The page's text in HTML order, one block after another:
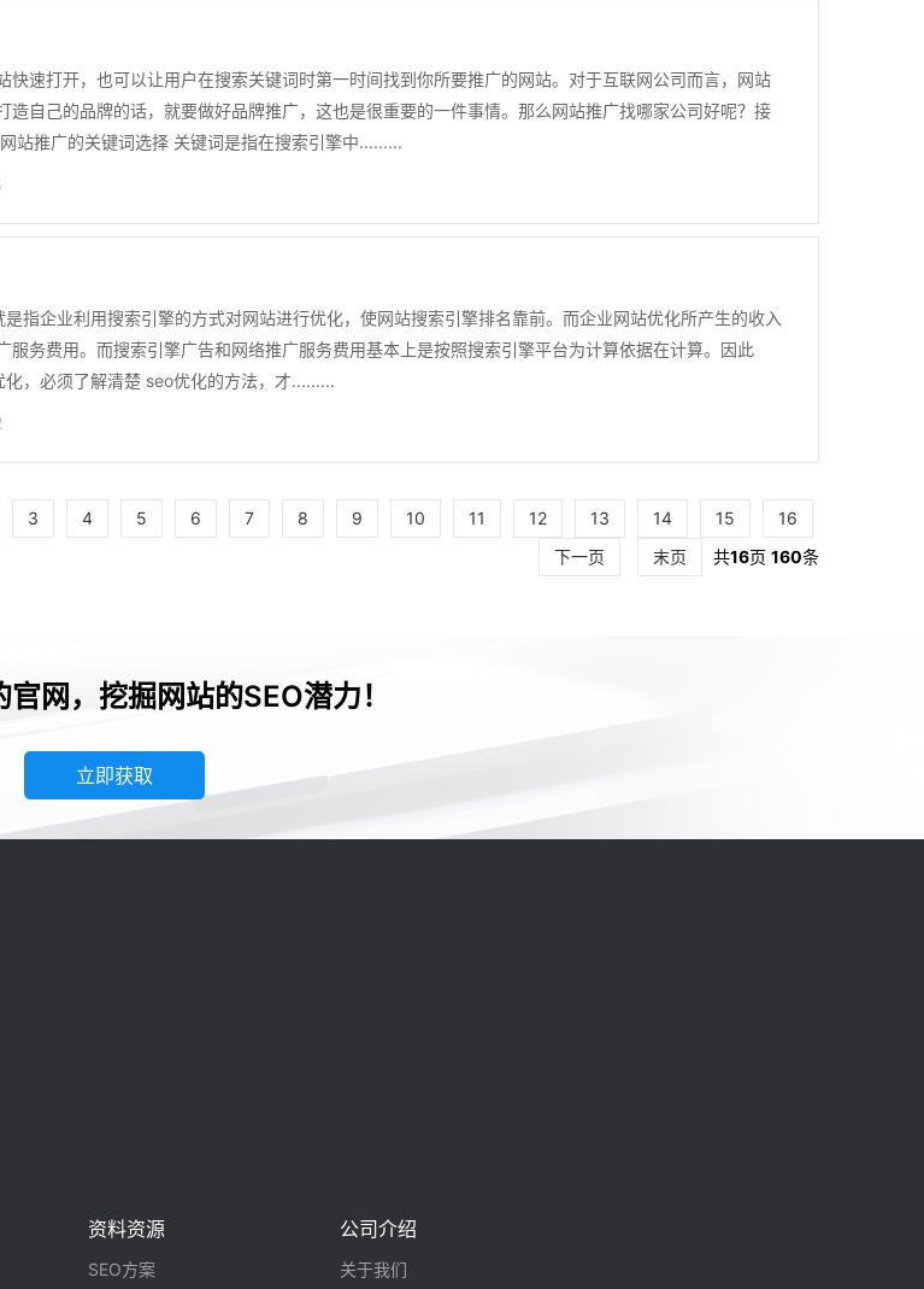
快速打开，也可以让用户在搜索关键词时第一时间找到你所要推广的网站。对于互联网公司而言，网站
造自己的品牌的话，就要做好品牌推广，这也是很重要的一件事情。那么网站推广找哪家公司好呢？接
站推广的关键词选择 关键词是指在搜索引擎中.........
指企业利用搜索引擎的方式对网站进行优化，使网站搜索引擎排名靠前。而企业网站优化所产生的收入
服务费用。而搜索引擎广告和网络推广服务费用基本上是按照搜索引擎平台为计算依据在计算。因此
，必须了解清楚 seo优化的方法，才.........
3 4 5 6 7 8 9 10 11 12 13 14 15
16
下一页
末页 共16页 160条
网，挖掘网站的SEO潜力！
立即获取
资料资源
SEO方案
公司介绍
关于我们